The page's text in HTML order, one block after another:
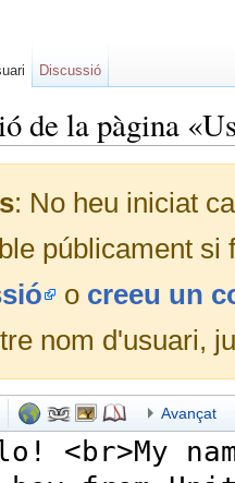
de la pàgina
: No heu iniciat
públicament
o creeu un
nom d'usuari,
Avançat
Discussió